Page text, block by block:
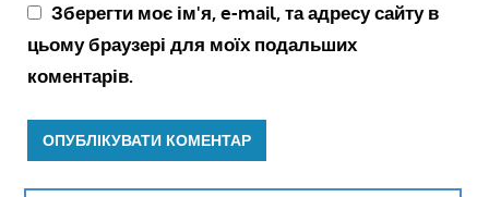
Зберегти моє ім'я, e-mail, та адресу сайту в
цьому браузері для моїх подальших
коментарів.